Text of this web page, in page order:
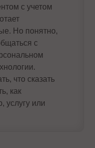
с учетом
Но понятно,
с
что сказать
как
услугу или